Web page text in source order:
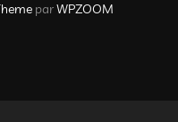
parWPZOOM